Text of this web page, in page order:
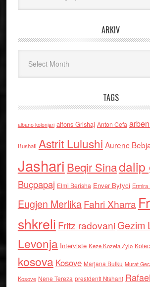
ARKIV
TAGS
albano kolonjari alfons Grishaj Anton Cefa
Bushati Astrit Lulushi Aurenc
Jashari Beqir Sinadalip
Buçpapaj Elmi Berisha Enver Bytyci Ermira
Eugjen MerlikaFahri Xharra
shkreli Fritz radovaniGezim
Levonja Interviste Keze Kozeta Zylo
kosova Kosove Marjana Bulku Murat
Kosove Nene Tereza presidenti Nishani